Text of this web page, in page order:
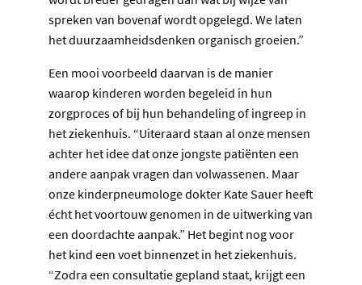
spreken van bovenaf wordt opgelegd. We laten
het duurzaamheidsdenken organisch groeien.”
Een mooi voorbeeld daarvan is de manier
waarop kinderen worden begeleid in hun
zorgproces of bij hun behandeling of ingreep in
het ziekenhuis. “Uiteraard staan al onze mensen
achter het idee dat onze jongste patiënten een
andere aanpak vragen dan volwassenen. Maar
onze kinderpneumologe dokter Kate Sauer heeft
écht het voortouw genomen in de uitwerking van
een doordachte aanpak.” Het begint nog voor
het kind een voet binnenzet in het ziekenhuis.
“Zodra een consultatie gepland staat, krijgt een